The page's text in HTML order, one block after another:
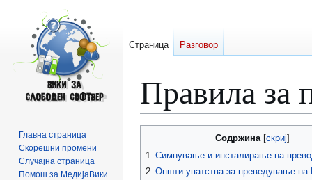
Правила за
прегледникот
пребарувањето
Содржина
1 Симнување и инсталирање на
2 Општи упатства за преведување
Страница Разговор
Главна страница
Скорешни промени
Случајна страница
Помош за МедијаВики